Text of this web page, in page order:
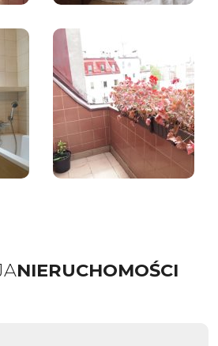
NIERUCHOMOŚCI